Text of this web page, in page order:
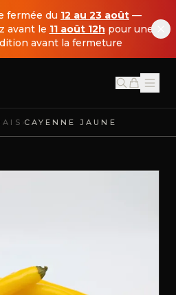
fermée du 12 au 23 août —
avant le 11 août 12h pour une
avant la fermeture
CAYENNE JAUNE